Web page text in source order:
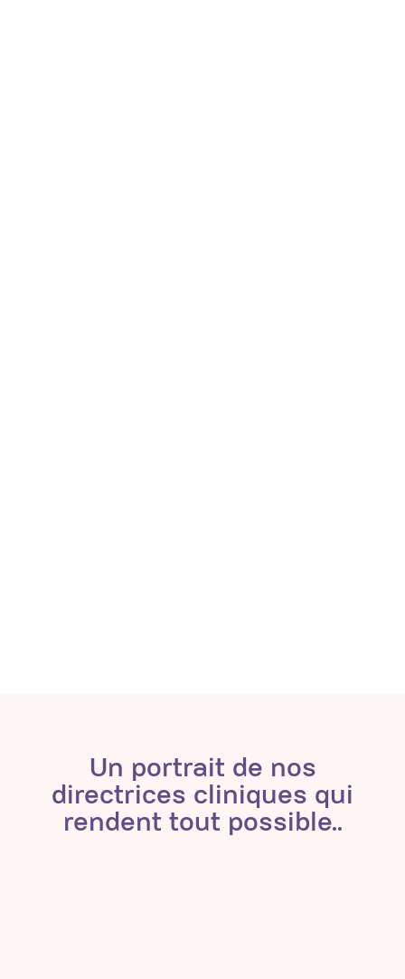
Un portrait de nos
directrices cliniques qui
rendent tout possible..